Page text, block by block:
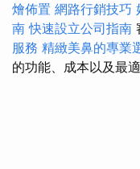
燴佈置 網路行銷技巧
南 快速設立公司指南
服務 精緻美鼻的專業
的功能、成本以及最適